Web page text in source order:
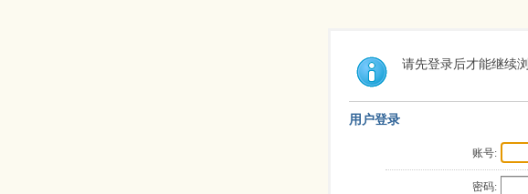
索
请先登录后才能继续
用户登录
账号:
密码: